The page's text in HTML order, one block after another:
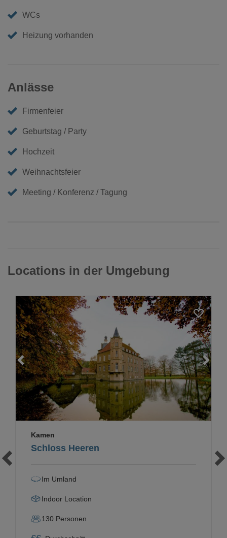
WCs
Heizung vorhanden
Anlässe
Firmenfeier
Geburtstag / Party
Hochzeit
Weihnachtsfeier
Meeting / Konferenz / Tagung
Locations in der Umgebung
Loading...
Schloss Heeren
Kamen
Im Umland
Indoor Location
130 Personen